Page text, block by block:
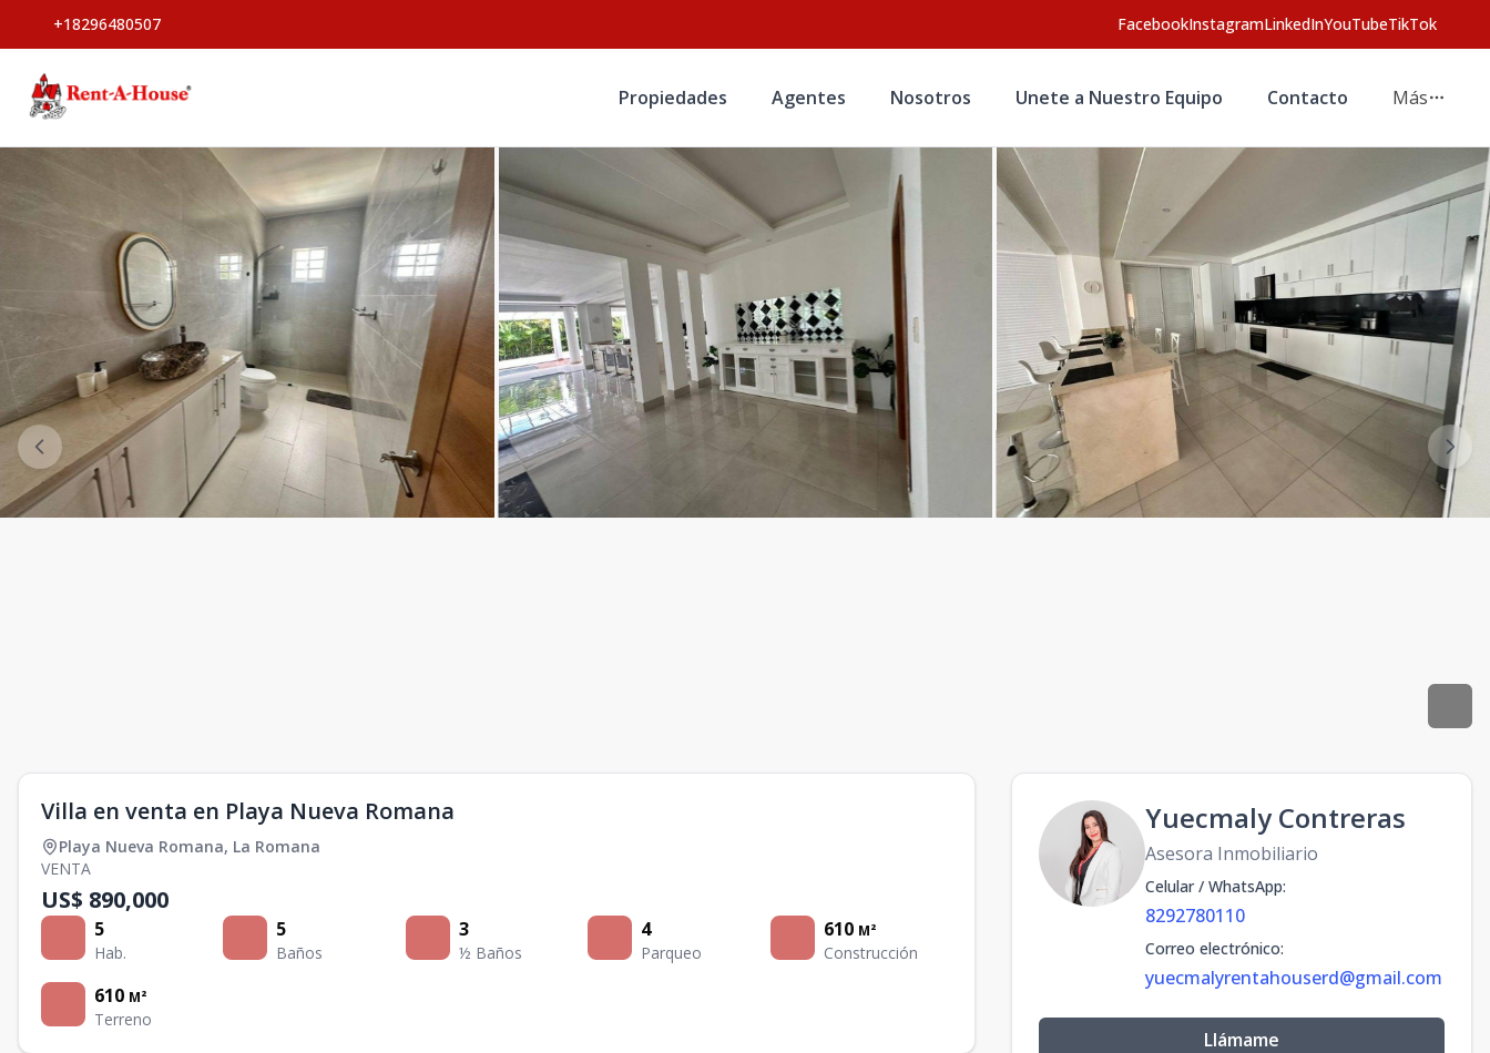
+18296480507 FacebookInstagramLinkedInYouTubeTikTok
Propiedades Agentes Nosotros Unete a Nuestro Equipo Contacto Más
Villa en venta en Playa Nueva Romana
Playa Nueva Romana, La Romana
VENTA
US$ 890,000
5
Hab.
5
Baños
3
½ Baños
4
Parqueo
610 M²
Construcción
610 M²
Terreno
Yuecmaly Contreras
Asesora Inmobiliario
Celular / WhatsApp:
8292780110
Correo electrónico:
yuecmalyrentahouserd@gmail.com
Llámame